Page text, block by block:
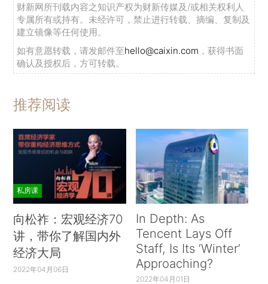
财新网所刊载内容之知识产权为财新传媒及/或相关权利人
专属所有或持有。未经许可，禁止进行转载、摘编、复制及
建立镜像等任何使用。
如有意愿转载，请发邮件至hello@caixin.com ，获得书面
确认及授权后，方可转载。
推荐阅读
私房课
向松祚：宏观经济70
讲，带你了解国内外
经济大局
2022年04月06日
In Depth: As
Tencent Lays Off
Staff, Is Its ‘Winter’
Approaching?
2022年04月01日